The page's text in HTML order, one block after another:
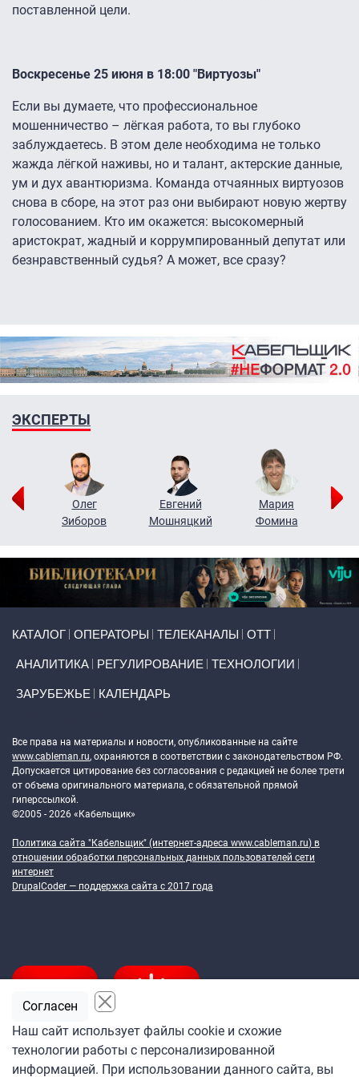
поставленной цели.
Воскресенье 25 июня в 18:00 "Виртуозы"
Если вы думаете, что профессиональное
мошенничество – лёгкая работа, то вы глубоко
заблуждаетесь. В этом деле необходима не только
жажда лёгкой наживы, но и талант, актерские данные,
ум и дух авантюризма. Команда отчаянных виртуозов
снова в сборе, на этот раз они выбирают новую жертву
голосованием. Кто им окажется: высокомерный
аристократ, жадный и коррумпированный депутат или
безнравственный судья? А может, все сразу?
ЭКСПЕРТЫ
Олег
Зиборов
Евгений
Мошняцкий
Мария
Фомина
КАТАЛОГ ОПЕРАТОРЫ ТЕЛЕКАНАЛЫ ОТТ
АНАЛИТИКА РЕГУЛИРОВАНИЕ ТЕХНОЛОГИИ
ЗАРУБЕЖЬЕ КАЛЕНДАРЬ
Все права на материалы и новости, опубликованные на сайте
www.cableman.ru, охраняются в соответствии с законодательством РФ.
Допускается цитирование без согласования с редакцией не более трети
от объема оригинального материала, с обязательной прямой
гиперссылкой.
©2005 - 2026 «Кабельщик»
Политика сайта "Кабельщик" (интернет-адреса www.cableman.ru) в
отношении обработки персональных данных пользователей сети
интернет
DrupalCoder — поддержка сайта c 2017 года
Подпишитесь
Наш сайт использует файлы cookie и схожие
технологии работы с персонализированной
информацией. При использовании данного сайта, вы
Согласен